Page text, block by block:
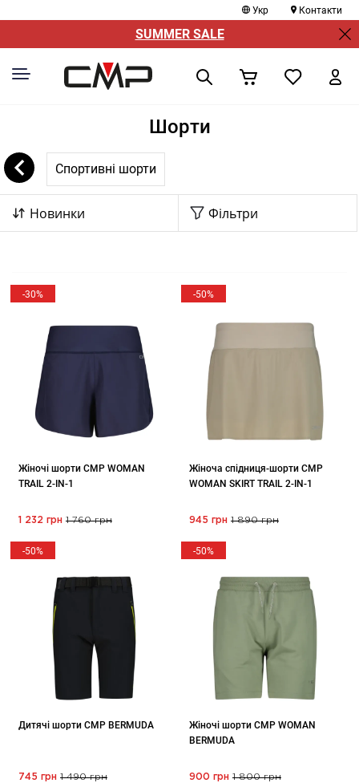
Укр Контакти
SUMMER SALE
Шорти
Спортивні шорти
Новинки Фільтри
-30%
Жіночі шорти CMP WOMAN
TRAIL 2-IN-1
1 232 грн 1 760 грн
-50%
Жіноча спідниця-шорти CMP
WOMAN SKIRT TRAIL 2-IN-1
945 грн 1 890 грн
-50%
Дитячі шорти CMP BERMUDA
745 грн 1 490 грн
-50%
Жіночі шорти CMP WOMAN
BERMUDA
900 грн 1 800 грн